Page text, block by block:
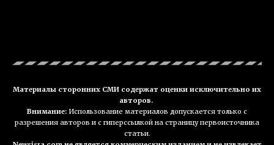
Материалы сторонних СМИ содержат оценки исключительно их
авторов.
Внимание: Использование материалов допускается только с
разрешения авторов и с гиперссылкой на страницу первоисточника
статьи.